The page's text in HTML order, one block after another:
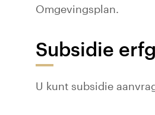
Omgevingsplan.
Subsidie
U kunt subsidie